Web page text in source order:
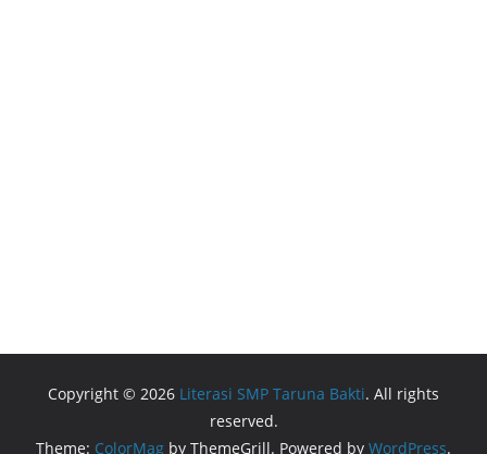
Copyright © 2026 Literasi SMP Taruna Bakti. All rights
reserved.
Theme: ColorMag by ThemeGrill. Powered by WordPress.